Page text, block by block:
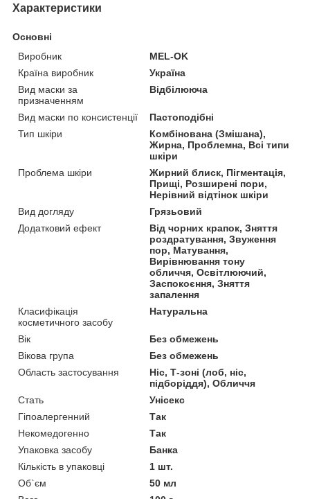
Характеристики
Основні
Виробник
MEL-OK
Країна виробник
Україна
Вид маски за
призначенням
Відбілююча
Вид маски по консистенції
Пастоподібні
Тип шкіри
Комбінована (Змішана),
Жирна, Проблемна, Всі типи
шкіри
Проблема шкіри
Жирний блиск, Пігментація,
Прищі, Розширені пори,
Нерівний відтінок шкіри
Вид догляду
Грязьовий
Додатковий ефект
Від чорних крапок, Зняття
роздратування, Звуження
пор, Матування,
Вирівнювання тону
обличчя, Освітлюючий,
Заспокоєння, Зняття
запалення
Класифікація
косметичного засобу
Натуральна
Вік
Без обмежень
Вікова група
Без обмежень
Область застосування
Ніс, Т-зоні (лоб, ніс,
підборіддя), Обличчя
Стать
Унісекс
Гіпоалергенний
Так
Некомедогенно
Так
Упаковка засобу
Банка
Кількість в упаковці
1 шт.
Об`єм
50 мл